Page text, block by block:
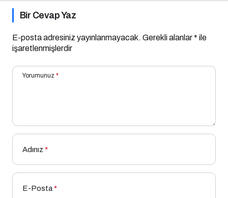
Bir Cevap Yaz
E-posta adresiniz yayınlanmayacak. Gerekli alanlar* ile
işaretlenmişlerdir
Yorumunuz *
Adınız *
E-Posta*